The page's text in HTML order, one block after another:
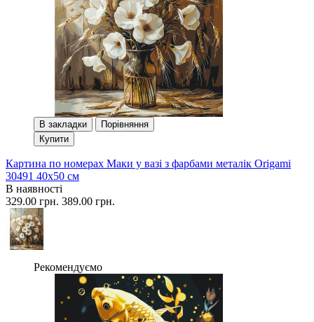
В закладки
Порівняння
Купити
Картина по номерах Маки у вазі з фарбами металік Origami
30491 40x50 см
В наявності
329.00 грн. 389.00 грн.
Рекомендуємо